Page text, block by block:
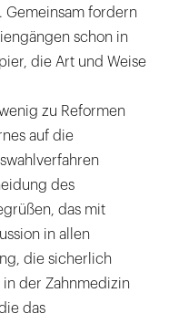
Gemeinsam fordern
schon in
die Art und Weise
zu Reformen
auf die
des
das mit
in allen
die sicherlich
der Zahnmedizin
das